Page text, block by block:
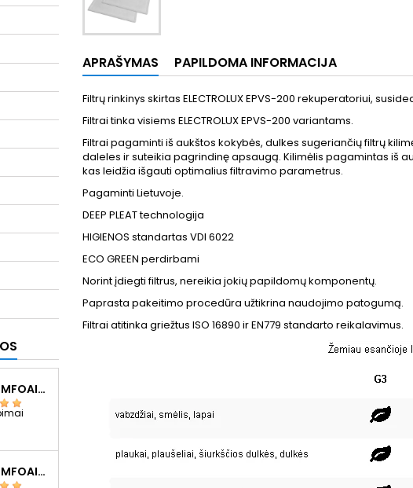
ZEHNDER COMFOAIR Q350/Q450/Q600 F7+G4
ZEHNDER COMFOAIR Q350/Q450/Q600 F7+G4
APRAŠYMAS PAPILDOMA INFORMACIJA
Filtrų rinkinys skirtas ELECTROLUX EPVS-200 rekuperatoriui,
Filtrai tinka visiems ELECTROLUX EPVS-200 variantams.
Filtrai pagaminti iš aukštos kokybės, dulkes sugeriančių filtrų
daleles ir suteikia pagrindinę apsaugą. Kilimėlis pagamintas iš
kas leidžia išgauti optimalius filtravimo parametrus.
Pagaminti Lietuvoje.
DEEP PLEAT technologija
HIGIENOS standartas VDI 6022
ECO GREEN perdirbami
Norint įdiegti filtrus, nereikia jokių papildomų komponentų.
Paprasta pakeitimo procedūra užtikrina naudojimo patogumą.
Filtrai atitinka griežtus ISO 16890 ir EN779 standarto reikalavimus.